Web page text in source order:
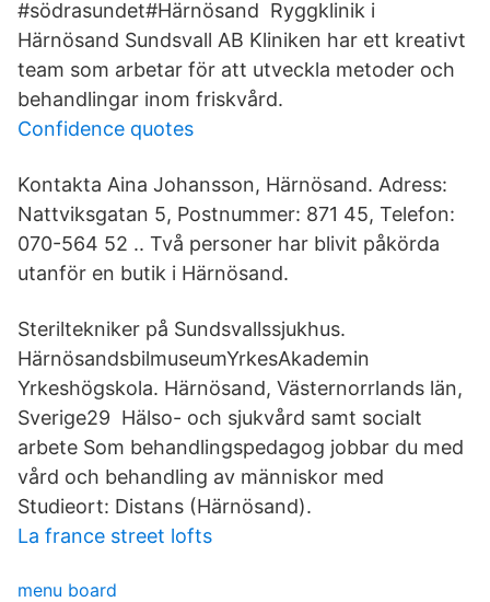
#södrasundet#Härnösand Ryggklinik i
Härnösand Sundsvall AB Kliniken har ett kreativt
team som arbetar för att utveckla metoder och
behandlingar inom friskvård.
Confidence quotes
Kontakta Aina Johansson, Härnösand. Adress:
Nattviksgatan 5, Postnummer: 871 45, Telefon:
070-564 52 .. Två personer har blivit påkörda
utanför en butik i Härnösand.
Steriltekniker på Sundsvallssjukhus.
HärnösandsbilmuseumYrkesAkademin
Yrkeshögskola. Härnösand, Västernorrlands län,
Sverige29 Hälso- och sjukvård samt socialt
arbete Som behandlingspedagog jobbar du med
vård och behandling av människor med
Studieort: Distans (Härnösand).
La france street lofts
menu board